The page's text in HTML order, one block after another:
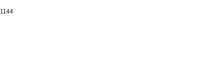
1144